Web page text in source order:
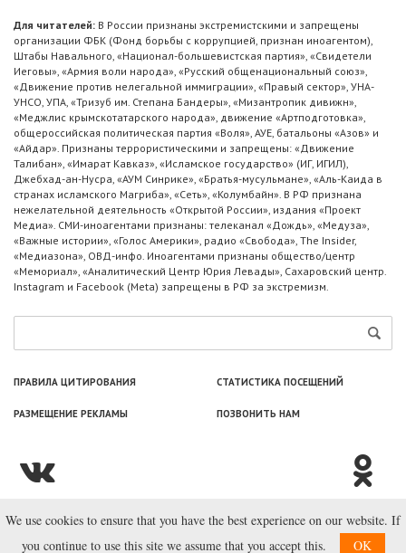
Для читателей: В России признаны экстремистскими и запрещены
организации ФБК (Фонд борьбы с коррупцией, признан иноагентом),
Штабы Навального, «Национал-большевистская партия», «Свидетели
Иеговы», «Армия воли народа», «Русский общенациональный союз»,
«Движение против нелегальной иммиграции», «Правый сектор», УНА-
УНСО, УПА, «Тризуб им. Степана Бандеры», «Мизантропик дивижн»,
«Меджлис крымскотатарского народа», движение «Артподготовка»,
общероссийская политическая партия «Воля», АУЕ, батальоны «Азов» и
«Айдар». Признаны террористическими и запрещены: «Движение
Талибан», «Имарат Кавказ», «Исламское государство» (ИГ, ИГИЛ),
Джебхад-ан-Нусра, «АУМ Синрике», «Братья-мусульмане», «Аль-Каида в
странах исламского Магриба», «Сеть», «Колумбайн». В РФ признана
нежелательной деятельность «Открытой России», издания «Проект
Медиа». СМИ-иноагентами признаны: телеканал «Дождь», «Медуза»,
«Важные истории», «Голос Америки», радио «Свобода», The Insider,
«Медиазона», ОВД-инфо. Иноагентами признаны общество/центр
«Мемориал», «Аналитический Центр Юрия Левады», Сахаровский центр.
Instagram и Facebook (Metа) запрещены в РФ за экстремизм.
ПРАВИЛА ЦИТИРОВАНИЯ СТАТИСТИКА ПОСЕЩЕНИЙ
РАЗМЕЩЕНИЕ РЕКЛАМЫ ПОЗВОНИТЬ НАМ
© ООО «Лаборатория Новоcтей», 2003—2026.
We use cookies to ensure that you have the best experience on our website. If
you continue to use this site we assume that you accept this.
OK